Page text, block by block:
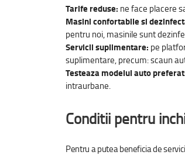
Tarife reduse: ne face placere
Masini confortabile si
pentru noi, masinile sunt
Servicii suplimentare: pe
suplimentare, precum: scaun
Testeaza modelul auto
intraurbane.
Conditii pentru
Pentru a putea beneficia de